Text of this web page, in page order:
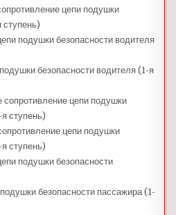
цепи подушки
ступень)
подушки безопасности водителя
безопасности водителя (1-я
цепи подушки
ступень)
цепи подушки
ступень)
подушки безопасности
безопасности пассажира (1-